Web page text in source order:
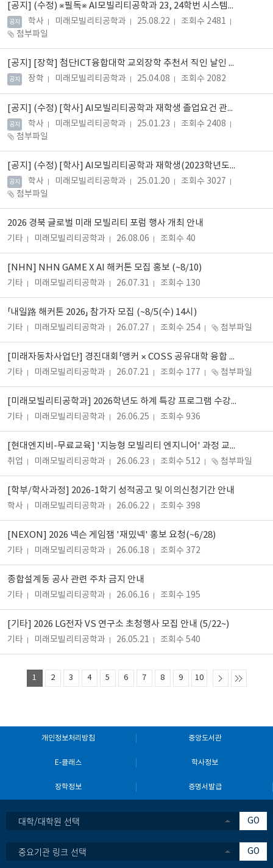
[공지] (수정) ※필독※ AI모빌리티공학과 23, 24학번 시스템상 재수강 처리 오류 관련 안내(26.02.05 수정)
공지 학사 미래모빌리티공학과 25.08.22
조회수 2481
첨부파일
[공지] [장학] 첨단ICT융합대학 교외장학 추천서 직인 날인 절차 안내
공지 장학 미래모빌리티공학과 25.04.08 조회수 2082
[공지] (수정) [학사] AI모빌리티공학과 재학생 졸업요건 관련 간담회 자료 배부(26.02.05 수정)
공지 학사 미래모빌리티공학과 25.01.23
조회수 2408
첨부파일
[공지] (수정) [학사] AI모빌리티공학과 재학생(2023학년도 및 2024학년도 입학자) 졸업요건 및 동일/대체인정 과목 안내(26.02.05)
공지 학사 미래모빌리티공학과 25.01.20
조회수 3027
첨부파일
2026 경북 글로벌 미래 모빌리티 포럼 행사 개최 안내
기타 미래모빌리티공학과 26.08.06 조회수 40
[NHN] NHN GAME X AI 해커톤 모집 홍보 (~8/10)
기타 미래모빌리티공학과 26.07.31 조회수 130
「내일路 해커톤 2026」 참가자 모집 (~8/5(수) 14시)
기타 미래모빌리티공학과 26.07.27 조회수 254 첨부파일
[미래자동차사업단] 경진대회「앵커 × COSS 공유대학 융합 해커톤」신청 안내(~7/27(월))
기타 미래모빌리티공학과 26.07.21 조회수 177 첨부파일
[미래모빌리티공학과] 2026학년도 하계 특강 프로그램 수강생 모집
기타 미래모빌리티공학과 26.06.25 조회수 936
[현대엔지비-무료교육] '지능형 모빌리티 엔지니어' 과정 교육생 모집 안내 (~6/29(월))
취업 미래모빌리티공학과 26.06.23 조회수 512 첨부파일
[학부/학사과정] 2026-1학기 성적공고 및 이의신청기간 안내
학사 미래모빌리티공학과 26.06.22 조회수 398
[NEXON] 2026 넥슨 게임잼 '재밌넥' 홍보 요청(~6/28)
기타 미래모빌리티공학과 26.06.18 조회수 372
종합설계동 공사 관련 주차 금지 안내
기타 미래모빌리티공학과 26.06.16 조회수 195
[기타] 2026 LG전자 VS 연구소 초청행사 모집 안내 (5/22~)
기타 미래모빌리티공학과 26.05.21 조회수 540
1 2 3 4 5 6 7 8 9 10
개인정보처리방침 중앙도서관
E-클래스 학사정보
장학정보 증명서발급
대학/대학원 선택 GO
중요기관 링크 선택 GO